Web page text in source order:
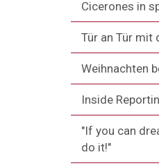
Cicerones in
Tür an Tür mit
Weihnachten
Inside
"If you can
do it!"